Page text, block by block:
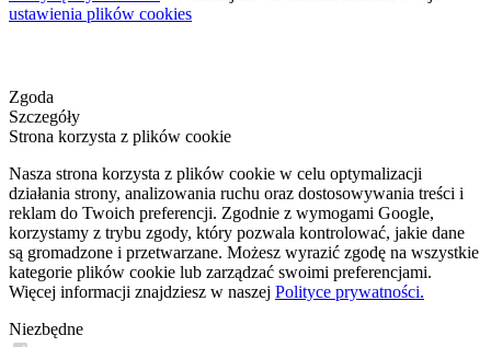
ustawienia plików cookies
Zgoda
Szczegóły
Strona korzysta z plików cookie
Nasza strona korzysta z plików cookie w celu optymalizacji
działania strony, analizowania ruchu oraz dostosowywania treści i
reklam do Twoich preferencji. Zgodnie z wymogami Google,
korzystamy z trybu zgody, który pozwala kontrolować, jakie dane
są gromadzone i przetwarzane. Możesz wyrazić zgodę na wszystkie
kategorie plików cookie lub zarządzać swoimi preferencjami.
Więcej informacji znajdziesz w naszej Polityce prywatności.
Niezbędne